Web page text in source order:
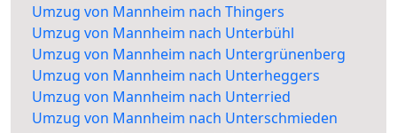
Umzug von Mannheim nach Thingers
Umzug von Mannheim nach Unterbühl
Umzug von Mannheim nach Untergrünenberg
Umzug von Mannheim nach Unterheggers
Umzug von Mannheim nach Unterried
Umzug von Mannheim nach Unterschmieden